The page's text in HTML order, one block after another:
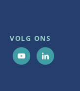
VOLG ONS